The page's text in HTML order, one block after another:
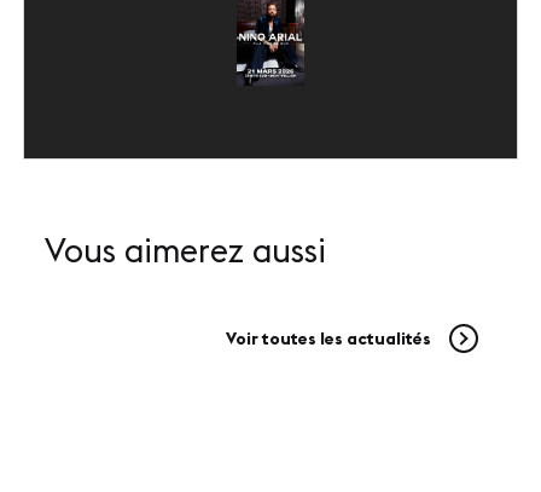
Vous aimerez aussi
Voir toutes les actualités